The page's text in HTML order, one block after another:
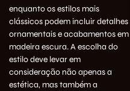
enquanto os estilos mais
clássicos podem incluir detalhes
ornamentais e acabamentos em
madeira escura. A escolha do
estilo deve levar em
consideração não apenas a
estética, mas também a